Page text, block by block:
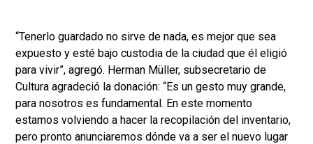
“Tenerlo guardado no sirve de nada, es mejor que sea
expuesto y esté bajo custodia de la ciudad que él eligió
para vivir”, agregó. Herman Müller, subsecretario de
Cultura agradeció la donación: “Es un gesto muy grande,
para nosotros es fundamental. En este momento
estamos volviendo a hacer la recopilación del inventario,
pero pronto anunciaremos dónde va a ser el nuevo lugar